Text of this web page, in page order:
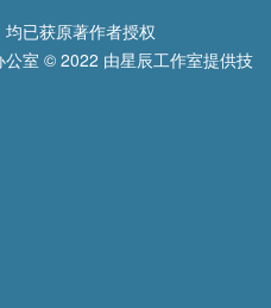
已获原著作者授权
室 © 2022 由星辰工作室提供技